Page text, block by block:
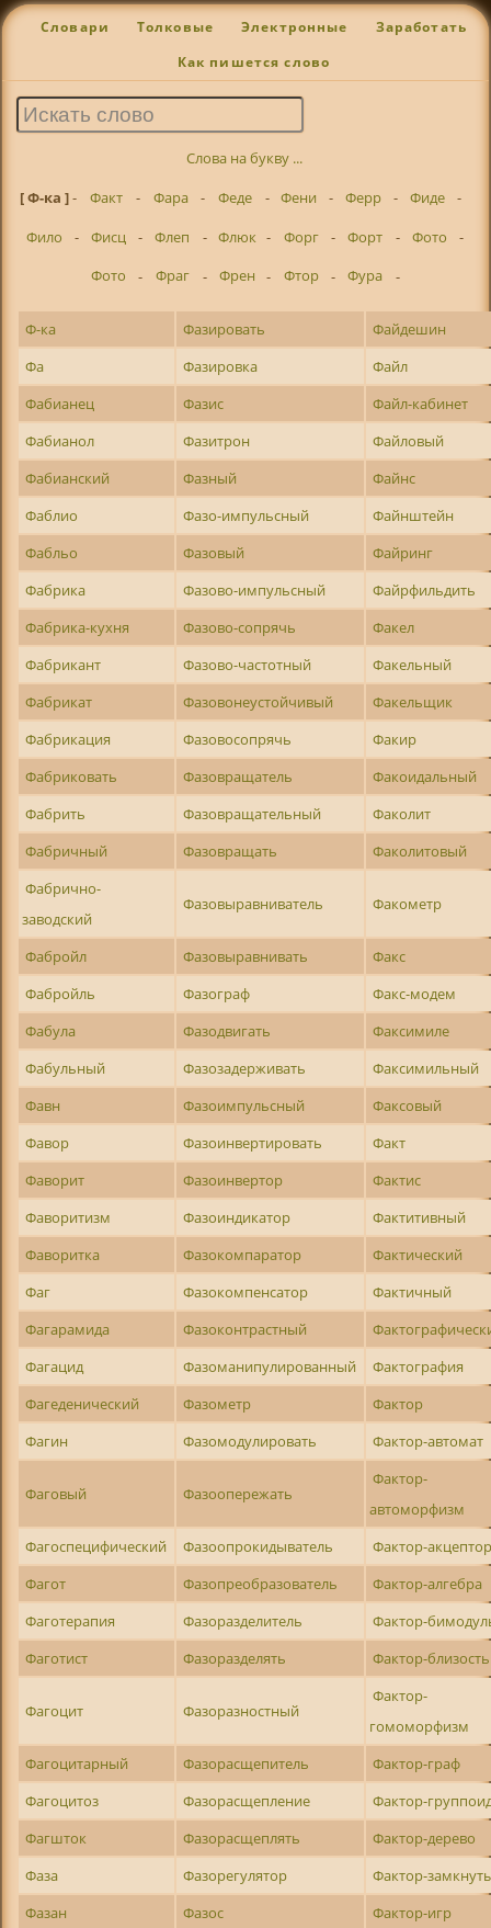
Словари Толковые Электронные Заработать
Как пишется слово
Слова на букву ...
[ Ф-ка ]- Факт - Фара - Феде - Фени - Ферр - Фиде
-
Фило
- Фисц - Флеп - Флюк - Форг - Форт - Фото
-
Фото
- Фраг - Френ - Фтор - Фура -
Ф-ка Фазировать
Файдешин
Фа
Фазировка
Файл
Фабианец
Фазис
Файл-кабинет
Фабианол
Фазитрон
Файловый
Фабианский
Фазный
Файнс
Фаблио
Фазо-импульсный
Файнштейн
Фабльо
Фазовый
Файринг
Фабрика
Фазово-импульсный
Файрфильдить
Фабрика-кухня
Фазово-сопрячь
Факел
Фабрикант
Фазово-частотный
Факельный
Фабрикат
Фазовонеустойчивый
Факельщик
Фабрикация
Фазовосопрячь
Факир
Фабриковать
Фазовращатель
Факоидальный
Фабрить
Фазовращательный
Факолит
Фабричный
Фазовращать
Факолитовый
Фабрично-
заводский
Фазовыравниватель Факометр
Фабройл Фазовыравнивать
Факс
Фабройль
Фазограф
Факс-модем
Фабула
Фазодвигать
Факсимиле
Фабульный
Фазозадерживать
Факсимильный
Фавн
Фазоимпульсный
Факсовый
Фавор
Фазоинвертировать
Факт
Фаворит
Фазоинвертор
Фактис
Фаворитизм
Фазоиндикатор
Фактитивный
Фаворитка
Фазокомпаратор
Фактический
Фаг
Фазокомпенсатор
Фактичный
Фагарамида
Фазоконтрастный
Фагацид
Фазоманипулированный
Фактография
Фагеденический
Фазометр
Фактор
Фагин
Фазомодулировать Фактор-автомат
Фаговый Фазоопережать
Фактор-
автоморфизм
Фагоспецифический
Фазоопрокидыватель
Фактор-
Фагот
Фазопреобразователь
Фактор-алгебра
Фаготерапия
Фазоразделитель
Фактор-
Фаготист
Фазоразделять Фактор-близость
Фагоцит Фазоразностный
Фактор-
гомоморфизм
Фагоцитарный
Фазорасщепитель
Фактор-граф
Фагоцитоз
Фазорасщепление
Фактор-
Фагшток
Фазорасщеплять
Фактор-дерево
Фаза
Фазорегулятор
Фактор-
Фазан
Фазос
Фактор-игр